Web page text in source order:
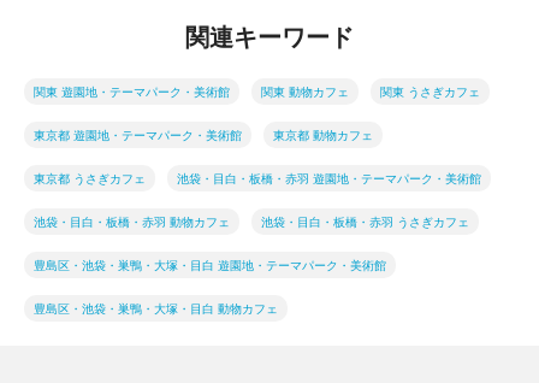
関連キーワード
関東 遊園地・テーマパーク・美術館 関東 動物カフェ 関東 うさぎカフェ
東京都 遊園地・テーマパーク・美術館 東京都 動物カフェ
東京都 うさぎカフェ 池袋・目白・板橋・赤羽 遊園地・テーマパーク・美術館
池袋・目白・板橋・赤羽 動物カフェ 池袋・目白・板橋・赤羽 うさぎカフェ
豊島区・池袋・巣鴨・大塚・目白 遊園地・テーマパーク・美術館
豊島区・池袋・巣鴨・大塚・目白 動物カフェ